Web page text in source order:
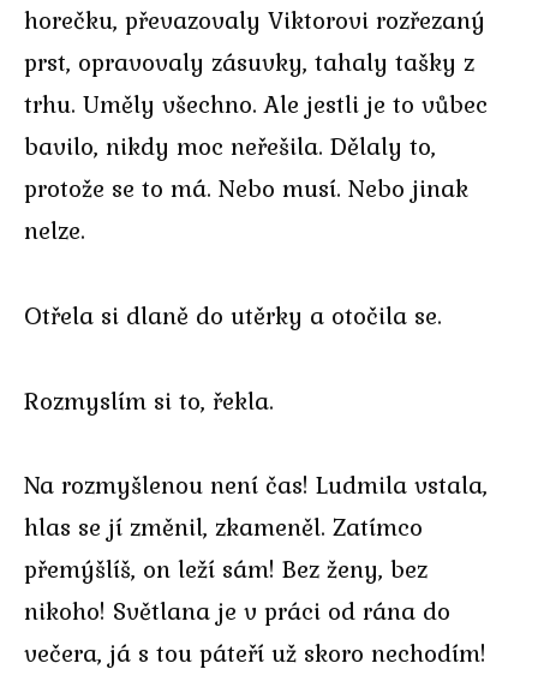
horečku, převazovaly Viktorovi rozřezaný
prst, opravovaly zásuvky, tahaly tašky z
trhu. Uměly všechno. Ale jestli je to vůbec
bavilo, nikdy moc neřešila. Dělaly to,
protože se to má. Nebo musí. Nebo jinak
nelze.
Otřela si dlaně do utěrky a otočila se.
Rozmyslím si to, řekla.
Na rozmyšlenou není čas! Ludmila vstala,
hlas se jí změnil, zkameněl. Zatímco
přemýšlíš, on leží sám! Bez ženy, bez
nikoho! Světlana je v práci od rána do
večera, já s tou páteří už skoro nechodím!